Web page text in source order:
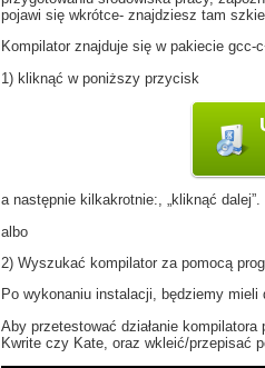
pojawi się wkrótce- znajdziesz tam
Kompilator znajduje się w pakiecie
1) kliknąć w poniższy przycisk
a następnie kilkakrotnie:, „kliknąć dalej”.
albo
2) Wyszukać kompilator za pomocą
Po wykonaniu instalacji, będziemy
Aby przetestować działanie
Kwrite czy Kate, oraz wkleić/przepisać